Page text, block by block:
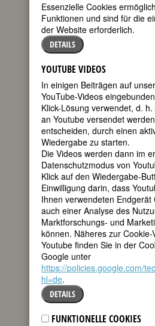
1791 in
Brienen bei
Kleve
gestorben
am 13. Januar
1809 in
Brienen bei
Kleve
niederrheinische
115. Todestag am 13.
Biografie•Zitate•
Quellen
BIOGRAFIE
Johanna Sebus ist
die “Ortsheilige”
von Kleve. Zwei
Gymnasien, ein
Weg, ein Gedicht
und eine Medaille,
die an Helfende in
verliehen wird, tragen
Worin ihre gute Tat
die Inschrift auf einem
Essenzielle Cookies
Funktionen und sind für die
der Website erforderlich.
DETAILS
YOUTUBE VIDEOS
In einigen Beiträgen auf
YouTube-Videos
Klick-Lösung verwendet, d.
an Youtube versendet
entscheiden, durch einen
Wiedergabe zu starten.
Die Videos werden dann im
Datenschutzmodus von
Klick auf den Wiedergabe-
Einwilligung darin, dass
Ihnen verwendeten Endgerät
auch einer Analyse des
Marktforschungs- und
können. Näheres zur
Youtube finden Sie in der
Google unter
https://policies.google.com/
hl=de.
DETAILS
FUNKTIONELLE COOKIES